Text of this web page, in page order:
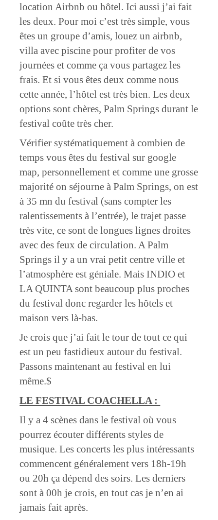
location Airbnb ou hôtel. Ici aussi j’ai fait
les deux. Pour moi c’est très simple, vous
êtes un groupe d’amis, louez un airbnb,
villa avec piscine pour profiter de vos
journées et comme ça vous partagez les
frais. Et si vous êtes deux comme nous
cette année, l’hôtel est très bien. Les deux
options sont chères, Palm Springs durant le
festival coûte très cher.
Vérifier systématiquement à combien de
temps vous êtes du festival sur google
map, personnellement et comme une grosse
majorité on séjourne à Palm Springs, on est
à 35 mn du festival (sans compter les
ralentissements à l’entrée), le trajet passe
très vite, ce sont de longues lignes droites
avec des feux de circulation. A Palm
Springs il y a un vrai petit centre ville et
l’atmosphère est géniale. Mais INDIO et
LA QUINTA sont beaucoup plus proches
du festival donc regarder les hôtels et
maison vers là-bas.
Je crois que j’ai fait le tour de tout ce qui
est un peu fastidieux autour du festival.
Passons maintenant au festival en lui
même.$
LE FESTIVAL COACHELLA :
Il y a 4 scènes dans le festival où vous
pourrez écouter différents styles de
musique. Les concerts les plus intéressants
commencent généralement vers 18h-19h
ou 20h ça dépend des soirs. Les derniers
sont à 00h je crois, en tout cas je n’en ai
jamais fait après.